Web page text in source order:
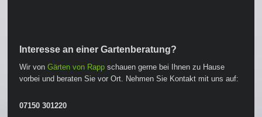
Interesse an einer Gartenberatung?
Wir vonGärten von Rapp schauen gerne bei Ihnen zu Hause
vorbei und beraten Sie vor Ort. Nehmen Sie Kontakt mit uns auf:
07150 301220